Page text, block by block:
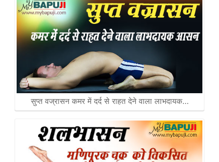
सुप्त वज्रासन कमर में दर्द से राहत देने वाला लाभदायक…